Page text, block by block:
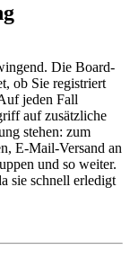
Die Board-
ob Sie registriert
jeden Fall
auf zusätzliche
stehen: zum
E-Mail-Versand an
und so weiter.
sie schnell erledigt